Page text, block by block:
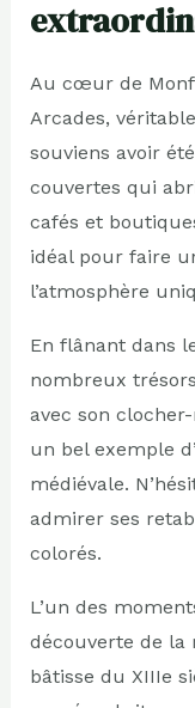
Au cœur de
Arcades,
souviens avoir
couvertes qui
cafés et
idéal pour faire
l’atmosphère
En flânant dans
nombreux
avec son
un bel exemple
médiévale.
admirer ses
colorés.
L’un des
découverte de la
bâtisse du XIIIe